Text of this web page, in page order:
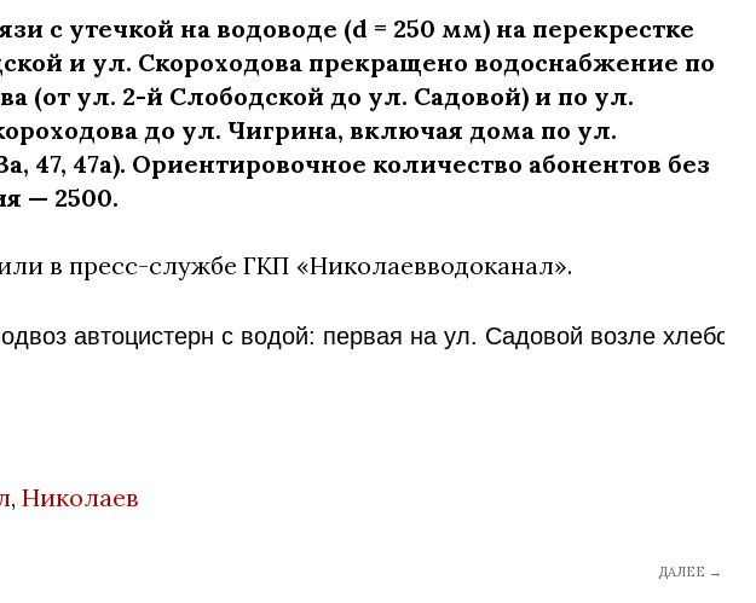
с утечкой на водоводе (d = 250 мм) на перекрестке
и ул. Скороходова прекращено водоснабжение по
(от ул. 2-й Слободской до ул. Садовой) и по ул.
до ул. Чигрина, включая дома по ул.
47, 47а). Ориентировочное количество абонентов без
— 2500.
в пресс-службе ГКП «Николаевводоканал».
автоцистерн с водой: первая на ул. Садовой возле
, Николаев
ДАЛЕЕ →